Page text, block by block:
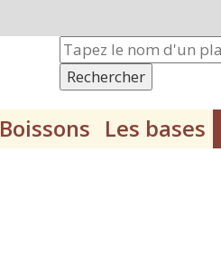
Rechercher
Boissons Les bases